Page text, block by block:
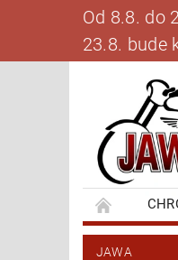
Od 8.8. do
23.8. bude
BANKOVNÍ
JAWA